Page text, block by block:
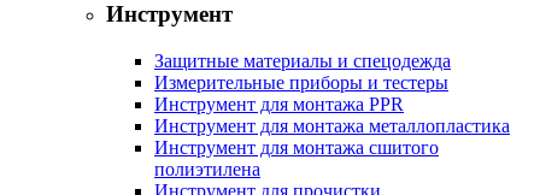
Инструмент
Защитные материалы и спецодежда
Измерительные приборы и тестеры
Инструмент для монтажа PPR
Инструмент для монтажа металлопластика
Инструмент для монтажа сшитого
полиэтилена
Инструмент для прочистки